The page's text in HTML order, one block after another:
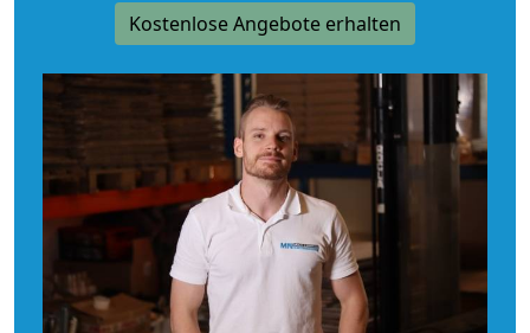
Kostenlose Angebote erhalten